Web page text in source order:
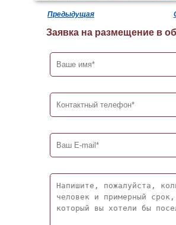
Предыдущая
Заявка на размещение в